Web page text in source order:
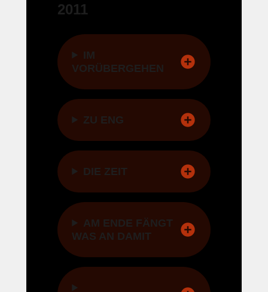
2011
IM
VORÜBERGEHEN
ZU ENG
DIE ZEIT
AM ENDE FÄNGT
WAS AN DAMIT